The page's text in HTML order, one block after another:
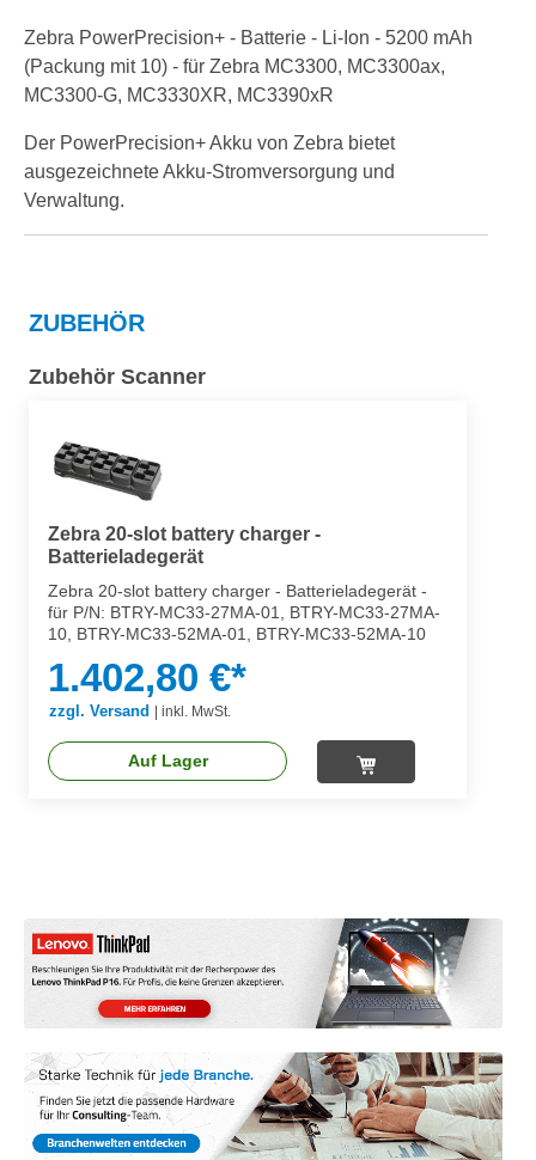
Zebra PowerPrecision+ - Batterie - Li-Ion - 5200 mAh
(Packung mit 10) - für Zebra MC3300, MC3300ax,
MC3300-G, MC3330XR, MC3390xR
Der PowerPrecision+ Akku von Zebra bietet
ausgezeichnete Akku-Stromversorgung und
Verwaltung.
ZUBEHÖR
Zubehör Scanner
Zebra 20-slot battery charger -
Batterieladegerät
Zebra 20-slot battery charger - Batterieladegerät -
für P/N: BTRY-MC33-27MA-01, BTRY-MC33-27MA-
10, BTRY-MC33-52MA-01, BTRY-MC33-52MA-10
1.402,80 €*
zzgl. Versand inkl. MwSt.
Auf Lager